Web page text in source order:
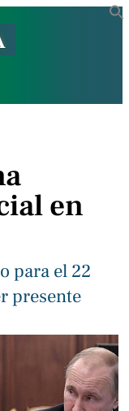
en
para el 22
presente